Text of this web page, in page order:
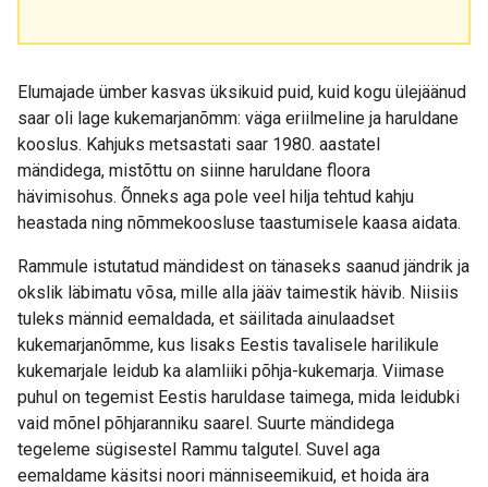
Elumajade ümber kasvas üksikuid puid, kuid kogu ülejäänud
saar oli lage kukemarjanõmm: väga eriilmeline ja haruldane
kooslus. Kahjuks metsastati saar 1980. aastatel
mändidega, mistõttu on siinne haruldane floora
hävimisohus. Õnneks aga pole veel hilja tehtud kahju
heastada ning nõmmekoosluse taastumisele kaasa aidata.
Rammule istutatud mändidest on tänaseks saanud jändrik ja
okslik läbimatu võsa, mille alla jääv taimestik hävib. Niisiis
tuleks männid eemaldada, et säilitada ainulaadset
kukemarjanõmme, kus lisaks Eestis tavalisele harilikule
kukemarjale leidub ka alamliiki põhja-kukemarja. Viimase
puhul on tegemist Eestis haruldase taimega, mida leidubki
vaid mõnel põhjaranniku saarel. Suurte mändidega
tegeleme sügisestel Rammu talgutel. Suvel aga
eemaldame käsitsi noori männiseemikuid, et hoida ära